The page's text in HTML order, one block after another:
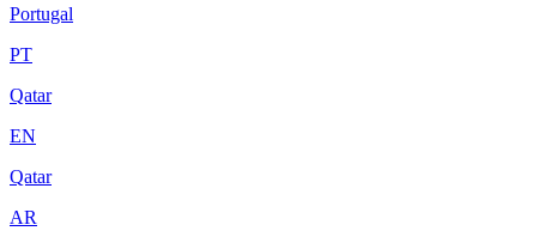
Portugal
PT
Qatar
EN
Qatar
AR